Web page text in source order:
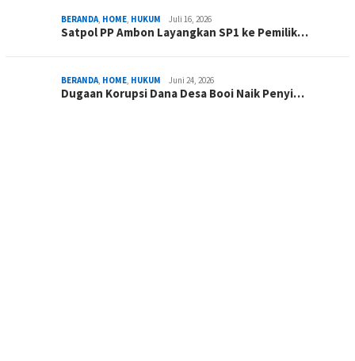
BERANDA, HOME, HUKUM Juli 16, 2026
Satpol PP Ambon Layangkan SP1 ke Pemilik…
BERANDA, HOME, HUKUM Juni 24, 2026
Dugaan Korupsi Dana Desa Booi Naik Penyi…